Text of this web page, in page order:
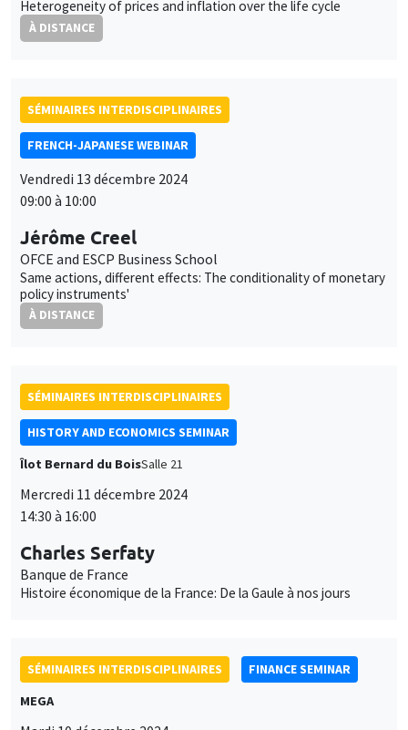
Heterogeneity of prices and inflation over the life cycle
À DISTANCE
SÉMINAIRES INTERDISCIPLINAIRES
FRENCH-JAPANESE WEBINAR
Vendredi 13 décembre 2024
09:00 à 10:00
Jérôme Creel
OFCE and ESCP Business School
Same actions, different effects: The conditionality of monetary
policy instruments'
À DISTANCE
SÉMINAIRES INTERDISCIPLINAIRES
HISTORY AND ECONOMICS SEMINAR
Îlot Bernard du BoisSalle 21
Mercredi 11 décembre 2024
14:30 à 16:00
Charles Serfaty
Banque de France
Histoire économique de la France: De la Gaule à nos jours
SÉMINAIRES INTERDISCIPLINAIRES
FINANCE SEMINAR
MEGA